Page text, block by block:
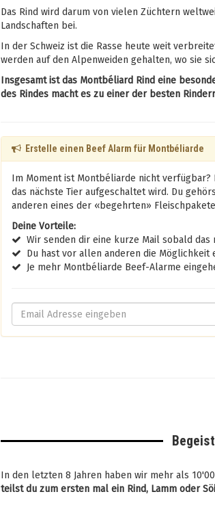
Das Rind wird darum von vielen Züchtern
Landschaften bei.
In der Schweiz ist die Rasse heute weit
werden auf den Alpenweiden gehalten, wo sie
Insgesamt ist das Montbéliard Rind eine
des Rindes macht es zu einer der besten
Erstelle einen Beef Alarm für Montbéliarde
Im Moment ist Montbéliarde nicht
das nächste Tier aufgeschaltet wird. Du
anderen eines der «begehrten»
Deine Vorteile:
Wir senden dir eine kurze Mail sobald
Du hast vor allen anderen die
Je mehr Montbéliarde Beef-Alarme
In den letzten 8 Jahren haben wir mehr als
teilst du zum ersten mal ein Rind, Lamm oder